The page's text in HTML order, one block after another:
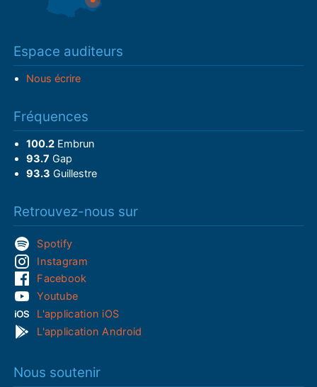
Espace auditeurs
Nous écrire
Fréquences
100.2Embrun
93.7 Gap
93.3 Guillestre
Retrouvez-nous sur
Spotify
Instagram
Facebook
Youtube
L'application iOS
L'application Android
Nous soutenir